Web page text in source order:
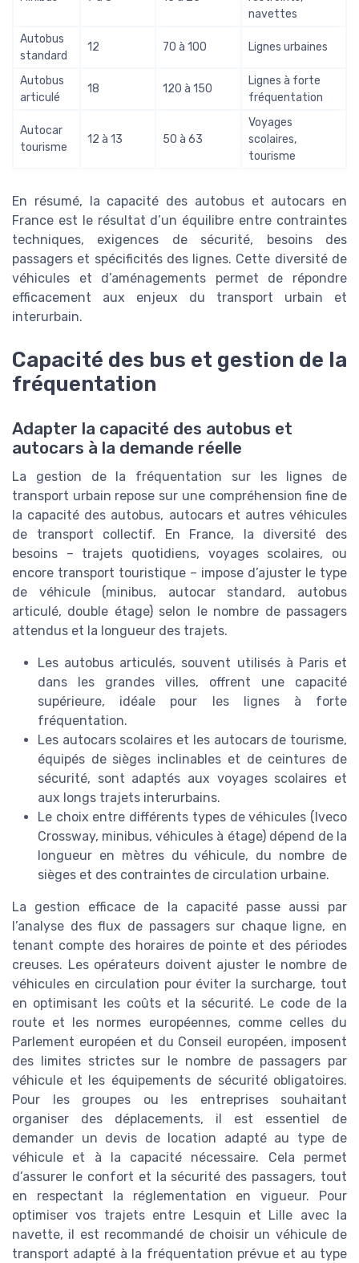
navettes
Autobus
standard
12 70 à 100 Lignes urbaines
Autobus
articulé
18 120 à 150
Lignes à forte
fréquentation
Autocar
tourisme
12 à 13 50 à 63
Voyages
scolaires,
tourisme
En résumé, la capacité des autobus et autocars en
France est le résultat d’un équilibre entre contraintes
techniques, exigences de sécurité, besoins des
passagers et spécificités des lignes. Cette diversité de
véhicules et d’aménagements permet de répondre
efficacement aux enjeux du transport urbain et
interurbain.
Capacité des bus et gestion de la
fréquentation
Adapter la capacité des autobus et
autocars à la demande réelle
La gestion de la fréquentation sur les lignes de
transport urbain repose sur une compréhension fine de
la capacité des autobus, autocars et autres véhicules
de transport collectif. En France, la diversité des
besoins – trajets quotidiens, voyages scolaires, ou
encore transport touristique – impose d’ajuster le type
de véhicule (minibus, autocar standard, autobus
articulé, double étage) selon le nombre de passagers
attendus et la longueur des trajets.
Les autobus articulés, souvent utilisés à Paris et
dans les grandes villes, offrent une capacité
supérieure, idéale pour les lignes à forte
fréquentation.
Les autocars scolaires et les autocars de tourisme,
équipés de sièges inclinables et de ceintures de
sécurité, sont adaptés aux voyages scolaires et
aux longs trajets interurbains.
Le choix entre différents types de véhicules (Iveco
Crossway, minibus, véhicules à étage) dépend de la
longueur en mètres du véhicule, du nombre de
sièges et des contraintes de circulation urbaine.
La gestion efficace de la capacité passe aussi par
l’analyse des flux de passagers sur chaque ligne, en
tenant compte des horaires de pointe et des périodes
creuses. Les opérateurs doivent ajuster le nombre de
véhicules en circulation pour éviter la surcharge, tout
en optimisant les coûts et la sécurité. Le code de la
route et les normes européennes, comme celles du
Parlement européen et du Conseil européen, imposent
des limites strictes sur le nombre de passagers par
véhicule et les équipements de sécurité obligatoires.
Pour les groupes ou les entreprises souhaitant
organiser des déplacements, il est essentiel de
demander un devis de location adapté au type de
véhicule et à la capacité nécessaire. Cela permet
d’assurer le confort et la sécurité des passagers, tout
en respectant la réglementation en vigueur. Pour
optimiser vos trajets entre Lesquin et Lille avec la
navette, il est recommandé de choisir un véhicule de
transport adapté à la fréquentation prévue et au type